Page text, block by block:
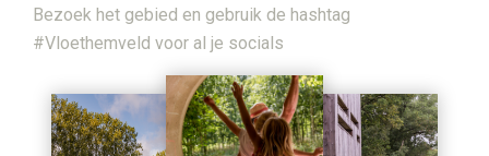
Bezoek het gebied en gebruik de hashtag
#Vloethemveld voor al je socials